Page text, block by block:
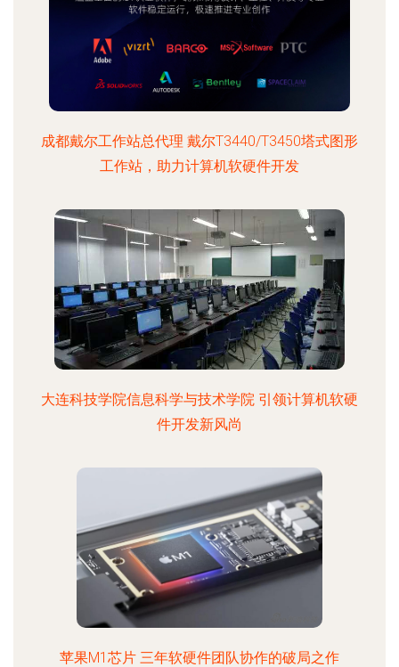
成都戴尔工作站总代理 戴尔T3440/T3450塔式图形
工作站，助力计算机软硬件开发
大连科技学院信息科学与技术学院 引领计算机软硬
件开发新风尚
苹果M1芯片 三年软硬件团队协作的破局之作